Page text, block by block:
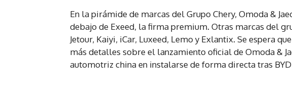
En la pirámide de marcas del Grupo Chery, Omoda &
debajo de Exeed, la firma premium. Otras marcas del
Jetour, Kaiyi, iCar, Luxeed, Lemo y Exlantix. Se espera
más detalles sobre el lanzamiento oficial de Omoda &
automotriz china en instalarse de forma directa tras